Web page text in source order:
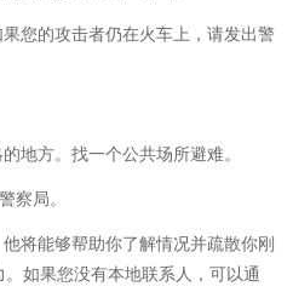
您的攻击者仍在火车上，请发出警
地方。找一个公共场所避难。
察局。
将能够帮助你了解情况并疏散你刚
如果您没有本地联系人，可以通